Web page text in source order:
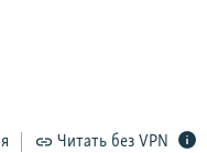
Читать без VPN